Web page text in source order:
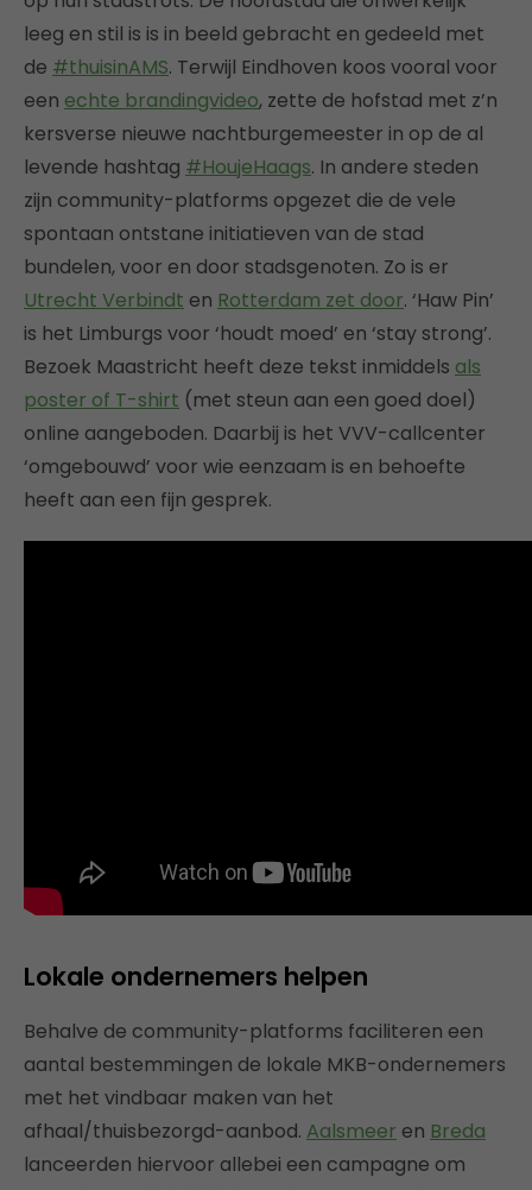
leeg en stil is is in beeld gebracht en gedeeld met
de #thuisinAMS. Terwijl Eindhoven koos vooral voor
een echte brandingvideo, zette de hofstad met z’n
kersverse nieuwe nachtburgemeester in op de al
levende hashtag #HoujeHaags. In andere steden
zijn community-platforms opgezet die de vele
spontaan ontstane initiatieven van de stad
bundelen, voor en door stadsgenoten. Zo is er
Utrecht Verbindt en Rotterdam zet door. ‘Haw Pin’
is het Limburgs voor ‘houdt moed’ en ‘stay strong’.
Bezoek Maastricht heeft deze tekst inmiddels als
poster of T-shirt (met steun aan een goed doel)
online aangeboden. Daarbij is het VVV-callcenter
‘omgebouwd’ voor wie eenzaam is en behoefte
heeft aan een fijn gesprek.
Lokale ondernemers helpen
Behalve de community-platforms faciliteren een
aantal bestemmingen de lokale MKB-ondernemers
met het vindbaar maken van het
afhaal/thuisbezorgd-aanbod. Aalsmeer en Breda
lanceerden hiervoor allebei een campagne om